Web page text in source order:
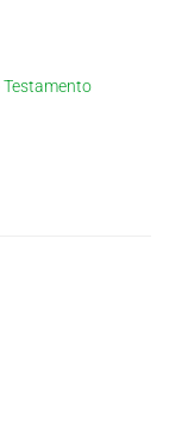
Testamento